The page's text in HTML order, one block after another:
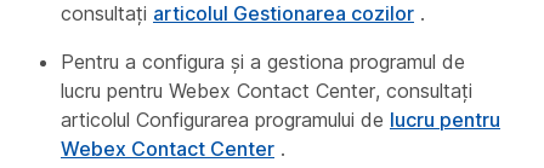
consultați articolul Gestionarea cozilor .
Pentru a configura și a gestiona programul de
lucru pentru Webex Contact Center, consultați
articolul Configurarea programului de lucru pentru
Webex Contact Center .